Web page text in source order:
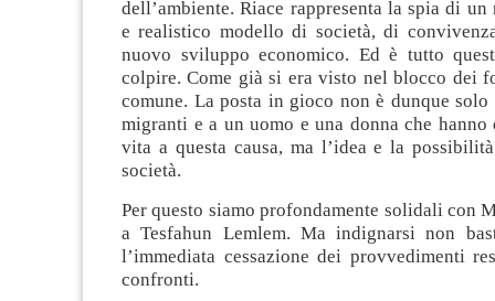
dell’ambiente. Riace rappresenta la spia di
e realistico modello di società, di
nuovo sviluppo economico. Ed è tutto
colpire. Come già si era visto nel blocco dei
comune. La posta in gioco non è dunque
migranti e a un uomo e una donna che
vita a questa causa, ma l’idea e la
società.
Per questo siamo profondamente solidali con
a Tesfahun Lemlem. Ma indignarsi non
l’immediata cessazione dei provvedimenti
confronti.